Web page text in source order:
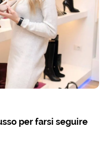
per farsi seguire